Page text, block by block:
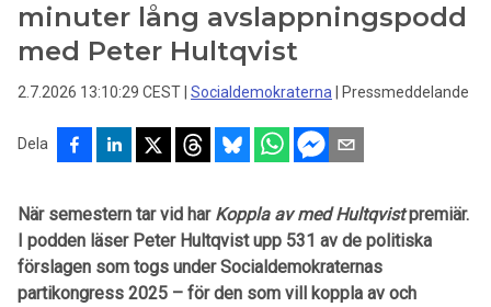
minuter lång avslappningspodd
med Peter Hultqvist
2.7.2026 13:10:29 CEST Socialdemokraterna Pressmeddelande
Dela
När semestern tar vid har Koppla av med Hultqvistpremiär.
I podden läser Peter Hultqvist upp 531 av de politiska
förslagen som togs under Socialdemokraternas
partikongress 2025 – för den som vill koppla av och